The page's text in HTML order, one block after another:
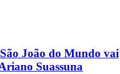
João do Mundo vai
Suassuna